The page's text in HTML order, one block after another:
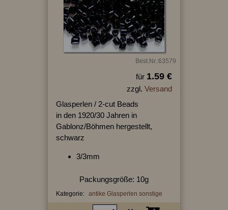
Best.Nr.:63579
für 1.59 €
zzgl. Versand
Glasperlen / 2-cut Beads
in den 1920/30 Jahren in
Gablonz/Böhmen hergestellt,
schwarz
3/3mm
Packungsgröße: 10g
Kategorie: antike Glasperlen sonstige